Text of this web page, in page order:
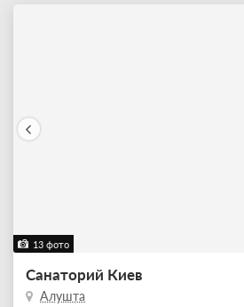
13 фото
Санаторий Киев
Алушта